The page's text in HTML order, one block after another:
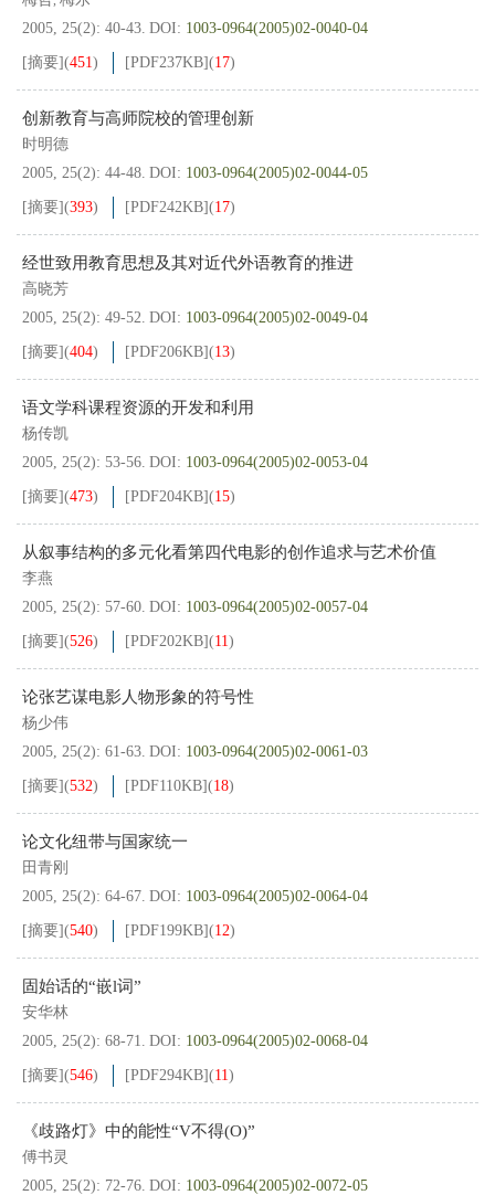
2005, 25(2): 40-43. DOI: 1003-0964(2005)02-0040-04
[摘要](451) [PDF237KB](17)
创新教育与高师院校的管理创新
时明德
2005, 25(2): 44-48. DOI: 1003-0964(2005)02-0044-05
[摘要](393) [PDF242KB](17)
经世致用教育思想及其对近代外语教育的推进
高晓芳
2005, 25(2): 49-52. DOI: 1003-0964(2005)02-0049-04
[摘要](404) [PDF206KB](13)
语文学科课程资源的开发和利用
杨传凯
2005, 25(2): 53-56. DOI: 1003-0964(2005)02-0053-04
[摘要](473) [PDF204KB](15)
从叙事结构的多元化看第四代电影的创作追求与艺术价值
李燕
2005, 25(2): 57-60. DOI: 1003-0964(2005)02-0057-04
[摘要](526) [PDF202KB](11)
论张艺谋电影人物形象的符号性
杨少伟
2005, 25(2): 61-63. DOI: 1003-0964(2005)02-0061-03
[摘要](532) [PDF110KB](18)
论文化纽带与国家统一
田青刚
2005, 25(2): 64-67. DOI: 1003-0964(2005)02-0064-04
[摘要](540) [PDF199KB](12)
固始话的“嵌l词”
安华林
2005, 25(2): 68-71. DOI: 1003-0964(2005)02-0068-04
[摘要](546) [PDF294KB](11)
《歧路灯》中的能性“V不得(O)”
傅书灵
2005, 25(2): 72-76. DOI: 1003-0964(2005)02-0072-05